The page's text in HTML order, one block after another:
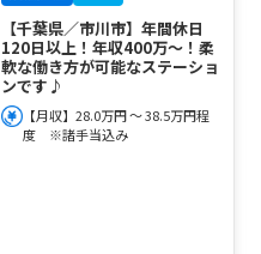
【千葉県／市川市】年間休日
120日以上！年収400万～！柔
軟な働き方が可能なステーショ
ンです♪
【月収】28.0万円 ～ 38.5万円程
度 ※諸手当込み